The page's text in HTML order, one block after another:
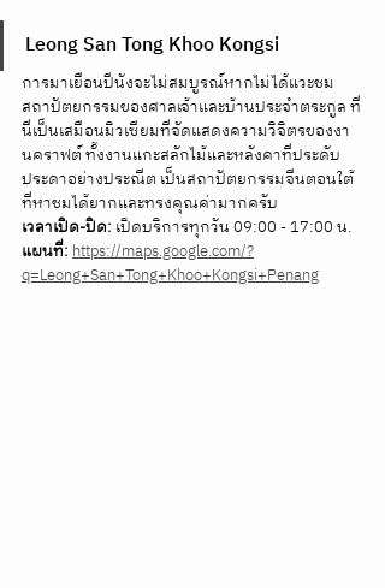
Leong San Tong Khoo Kongsi
การมาเยือนปีนังจะไม่สมบูรณ์หากไม่ได้แวะชม
สถาปัตยกรรมของศาลเจ้าและบ้านประจำตระกูล ที่
นี่เป็นเสมือนมิวเซียมที่จัดแสดงความวิจิตรของงา
นคราฟต์ ทั้งงานแกะสลักไม้และหลังคาที่ประดับ
ประดาอย่างประณีต เป็นสถาปัตยกรรมจีนตอนใต้
ที่หาชมได้ยากและทรงคุณค่ามากครับ
เวลาเปิด-ปิด: เปิดบริการทุกวัน 09:00 - 17:00 น.
แผนที่:https://maps.google.com/?
q=Leong+San+Tong+Khoo+Kongsi+Penang